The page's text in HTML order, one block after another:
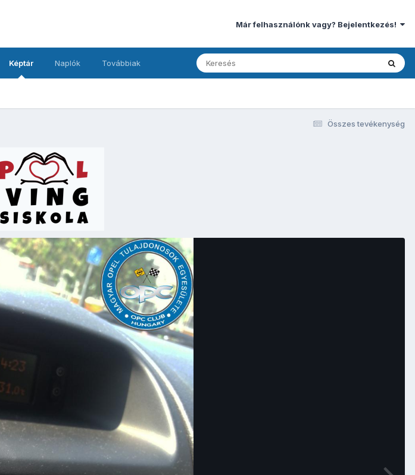
Már felhasználónk vagy? Bejelentkezés!
Képtár Naplók Továbbiak
Összes tevékenység